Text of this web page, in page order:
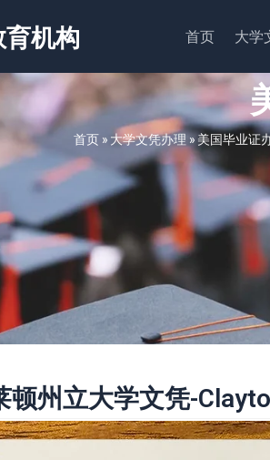
机构 首页 大学
首页 » 大学文凭办理 »美国毕业证
顿州立大学文凭-